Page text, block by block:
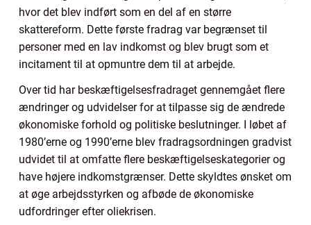
hvor det blev indført som en del af en større
skattereform. Dette første fradrag var begrænset til
personer med en lav indkomst og blev brugt som et
incitament til at opmuntre dem til at arbejde.
Over tid har beskæftigelsesfradraget gennemgået flere
ændringer og udvidelser for at tilpasse sig de ændrede
økonomiske forhold og politiske beslutninger. I løbet af
1980’erne og 1990’erne blev fradragsordningen gradvist
udvidet til at omfatte flere beskæftigelseskategorier og
have højere indkomstgrænser. Dette skyldtes ønsket om
at øge arbejdsstyrken og afbøde de økonomiske
udfordringer efter oliekrisen.